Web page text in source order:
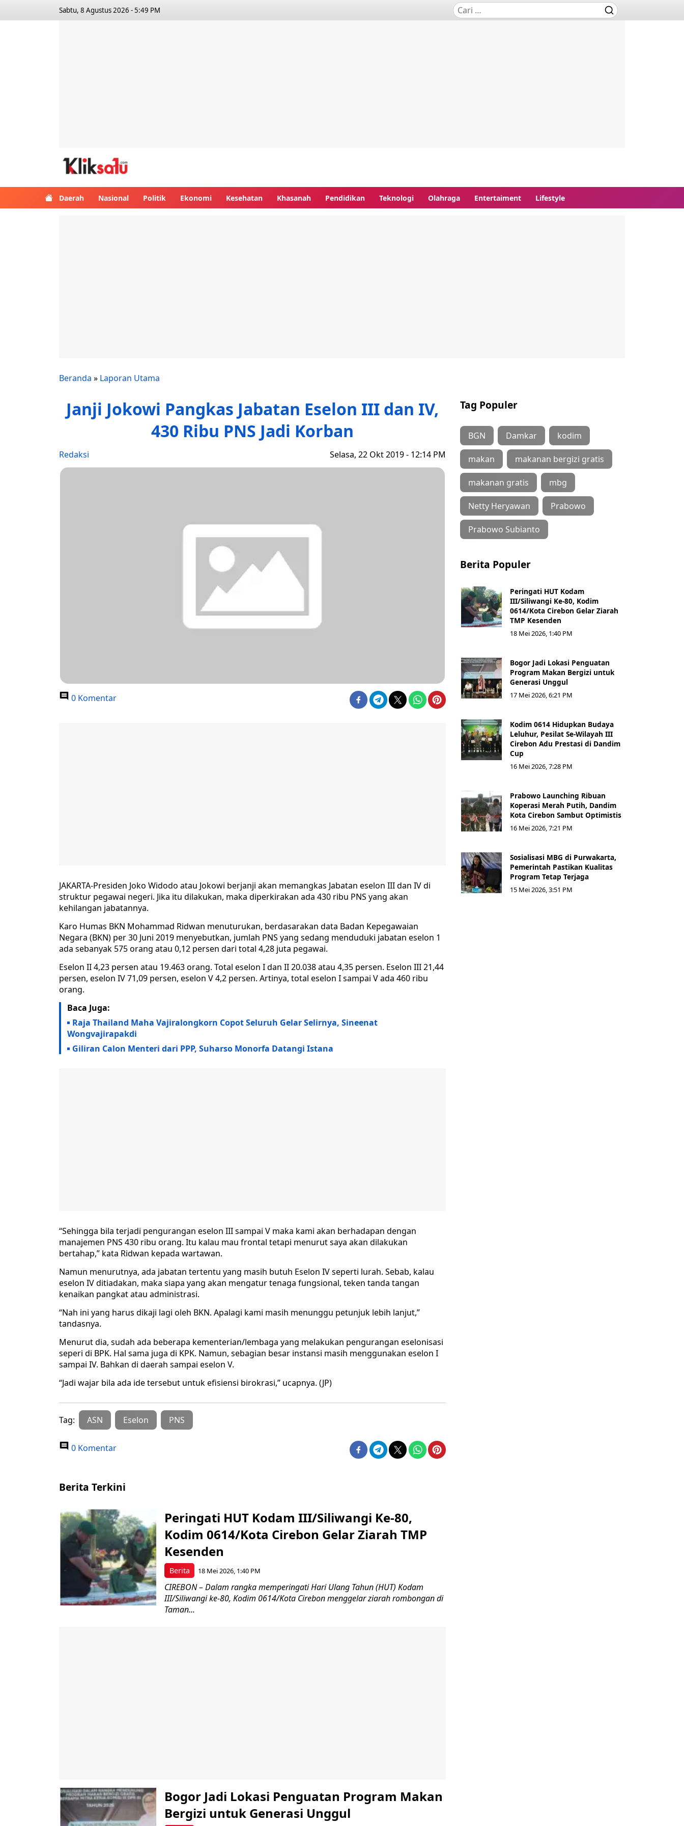
Sabtu, 8 Agustus 2026 - 5:49 PM
Daerah Nasional Politik Ekonomi Kesehatan Khasanah Pendidikan Teknologi Olahraga Entertaiment Lifestyle
Beranda » Laporan Utama
Janji Jokowi Pangkas Jabatan Eselon III dan IV,
430 Ribu PNS Jadi Korban
Redaksi Selasa, 22 Okt 2019 - 12:14 PM
0 Komentar
JAKARTA-Presiden Joko Widodo atau Jokowi berjanji akan memangkas Jabatan eselon III dan IV di
struktur pegawai negeri. Jika itu dilakukan, maka diperkirakan ada 430 ribu PNS yang akan
kehilangan jabatannya.
Karo Humas BKN Mohammad Ridwan menuturukan, berdasarakan data Badan Kepegawaian
Negara (BKN) per 30 Juni 2019 menyebutkan, jumlah PNS yang sedang menduduki jabatan eselon 1
ada sebanyak 575 orang atau 0,12 persen dari total 4,28 juta pegawai.
Eselon II 4,23 persen atau 19.463 orang. Total eselon I dan II 20.038 atau 4,35 persen. Eselon III 21,44
persen, eselon IV 71,09 persen, eselon V 4,2 persen. Artinya, total eselon I sampai V ada 460 ribu
orang.
Baca Juga:
Raja Thailand Maha Vajiralongkorn Copot Seluruh Gelar Selirnya, Sineenat
Wongvajirapakdi
Giliran Calon Menteri dari PPP, Suharso Monorfa Datangi Istana
“Sehingga bila terjadi pengurangan eselon III sampai V maka kami akan berhadapan dengan
manajemen PNS 430 ribu orang. Itu kalau mau frontal tetapi menurut saya akan dilakukan
bertahap,” kata Ridwan kepada wartawan.
Namun menurutnya, ada jabatan tertentu yang masih butuh Eselon IV seperti lurah. Sebab, kalau
eselon IV ditiadakan, maka siapa yang akan mengatur tenaga fungsional, teken tanda tangan
kenaikan pangkat atau administrasi.
“Nah ini yang harus dikaji lagi oleh BKN. Apalagi kami masih menunggu petunjuk lebih lanjut,”
tandasnya.
Menurut dia, sudah ada beberapa kementerian/lembaga yang melakukan pengurangan eselonisasi
seperi di BPK. Hal sama juga di KPK. Namun, sebagian besar instansi masih menggunakan eselon I
sampai IV. Bahkan di daerah sampai eselon V.
“Jadi wajar bila ada ide tersebut untuk efisiensi birokrasi,” ucapnya. (JP)
Tag: ASN Eselon PNS
0 Komentar
Tag Populer
BGN Damkar kodim
makan makanan bergizi gratis
makanan gratis mbg
Netty Heryawan Prabowo
Prabowo Subianto
Berita Populer
Peringati HUT Kodam
III/Siliwangi Ke-80, Kodim
0614/Kota Cirebon Gelar Ziarah
TMP Kesenden
18 Mei 2026, 1:40 PM
Bogor Jadi Lokasi Penguatan
Program Makan Bergizi untuk
Generasi Unggul
17 Mei 2026, 6:21 PM
Kodim 0614 Hidupkan Budaya
Leluhur, Pesilat Se-Wilayah III
Cirebon Adu Prestasi di Dandim
Cup
16 Mei 2026, 7:28 PM
Prabowo Launching Ribuan
Koperasi Merah Putih, Dandim
Kota Cirebon Sambut Optimistis
16 Mei 2026, 7:21 PM
Sosialisasi MBG di Purwakarta,
Pemerintah Pastikan Kualitas
Program Tetap Terjaga
15 Mei 2026, 3:51 PM
Berita Terkini
Berita
Peringati HUT Kodam III/Siliwangi Ke-80,
Kodim 0614/Kota Cirebon Gelar Ziarah TMP
Kesenden
18 Mei 2026, 1:40 PM
CIREBON – Dalam rangka memperingati Hari Ulang Tahun (HUT) Kodam
III/Siliwangi ke-80, Kodim 0614/Kota Cirebon menggelar ziarah rombongan di
Taman...
Bogor Jadi Lokasi Penguatan Program Makan
Bergizi untuk Generasi Unggul